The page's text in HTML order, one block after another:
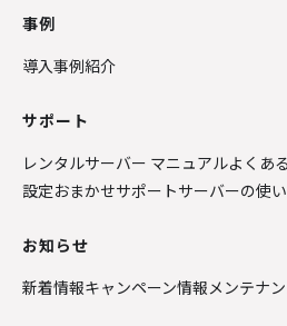
事例
導入事例紹介
サポート
レンタルサーバー マニュアルよくあ
設定おまかせサポートサーバーの使
お知らせ
新着情報キャンペーン情報メンテナ